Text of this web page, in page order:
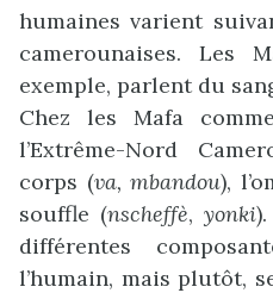
humaines varient
camerounaises. Les
exemple, parlent du
Chez les Mafa
l’Extrême-Nord
corps (va, mbandou),
souffle (nscheffè, yonki
différentes
l’humain, mais plutôt,